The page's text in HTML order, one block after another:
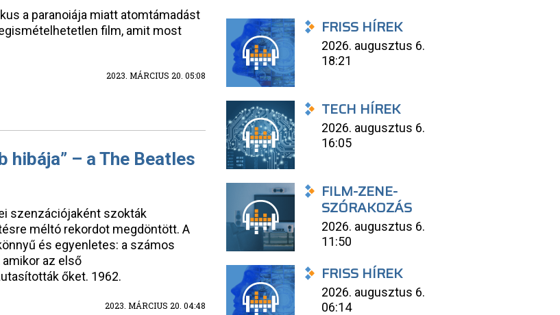
a paranoiája miatt atomtámadást
film, amit most
2023. MÁRCIUS 20. 05:08
hibája” – a The Beatles
szenzációjaként szokták
méltó rekordot megdöntött. A
és egyenletes: a számos
az első
őket. 1962.
2023. MÁRCIUS 20. 04:48
FRISS HÍREK
2026. augusztus 6.
18:21
TECH HÍREK
2026. augusztus 6.
16:05
FILM-ZENE-
SZÓRAKOZÁS
2026. augusztus 6.
11:50
FRISS HÍREK
2026. augusztus 6.
06:14